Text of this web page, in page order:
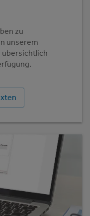
zu
unserem